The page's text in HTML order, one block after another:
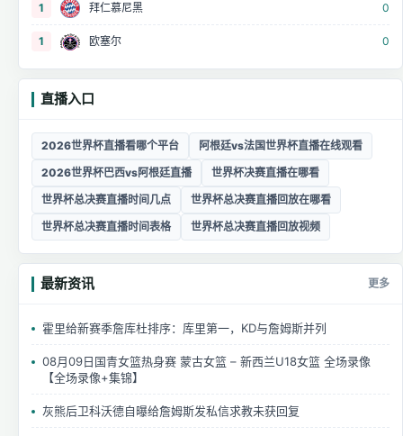
1 拜仁慕尼黑 0
1 欧塞尔 0
直播入口
2026世界杯直播看哪个平台
阿根廷vs法国世界杯直播在线观看
2026世界杯巴西vs阿根廷直播
世界杯决赛直播在哪看
世界杯总决赛直播时间几点
世界杯总决赛直播回放在哪看
世界杯总决赛直播时间表格
世界杯总决赛直播回放视频
最新资讯 更多
霍里给新赛季詹库杜排序：库里第一，KD与詹姆斯并列
08月09日国青女篮热身赛 蒙古女篮 – 新西兰U18女篮 全场录像
【全场录像+集锦】
灰熊后卫科沃德自曝给詹姆斯发私信求教未获回复